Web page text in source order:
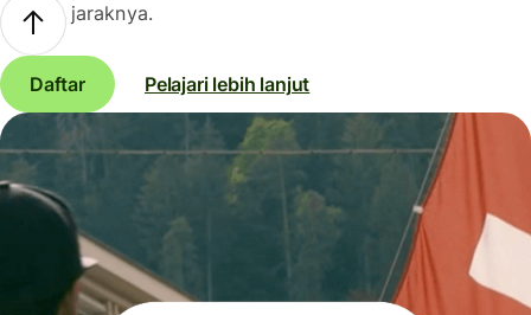
jaraknya.
Daftar Pelajari lebih lanjut